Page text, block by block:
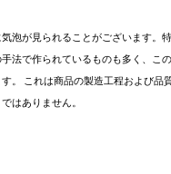
泡が見られることがございます。
法で作られているものも多く、こ
。 これは商品の製造工程および品
はありません。